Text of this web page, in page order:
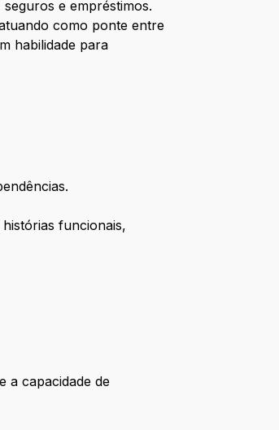
e empréstimos.
como ponte entre
habilidade para
funcionais,
a capacidade de